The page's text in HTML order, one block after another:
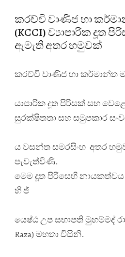
කරච්චි වාණිජ හා
(KCCI) ව්‍යාපාරික දූත
ඇමැති අතර හමුවක්
කරච්චි වාණිජ හා කර්මාන්ත
යාපාරික දූත පිරිසක් සහ
සුරක්ෂිතතා සහ සමුපකාර
ය වසන්ත සමරසිංහ අතර
පැවැත්විණි.
මෙම දූත පිරිසෙහි නායකත්වය
හි ජ්
යෙෂ්ඨ උප සභාපති මුහම්මද්
Raza) මහතා විසිනි.